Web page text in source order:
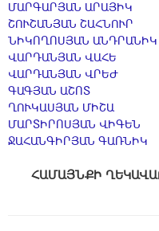
ՄԱՐԳԱՐՅԱՆ ԱՐԱՅԻԿ
ՇՈՒՇԱՆՅԱՆ ՇԱՀՆՈՒՐ
ՆԻԿՈՂՈՍՅԱՆ ԱՆԴՐԱՆԻԿ
ՎԱՐԴԱՆՅԱՆ ՎԱՀԵ
ՎԱՐԴԱՆՅԱՆ ՎՐԵԺ
ԳԱԳՅԱՆ ԱՇՈՏ
ՂՈՒԿԱՍՅԱՆ ՄԻՇԱ
ՄԱՐՏԻՐՈՍՅԱՆ ՎԻԳԵՆ
ՋԱՀԱՆԳԻՐՅԱՆ ԳԱՌՆԻԿ
ՀԱՄԱՅՆՔԻ